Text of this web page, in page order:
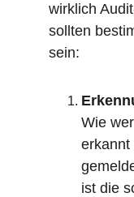
wirklich
sollten
sein:
Wie
erkannt
ist die